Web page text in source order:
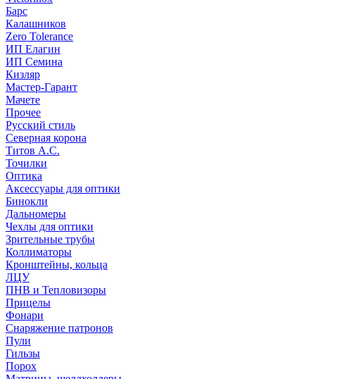
Барс
Калашников
Zero Tolerance
ИП Елагин
ИП Семина
Кизляр
Мастер-Гарант
Мачете
Прочее
Русский стиль
Северная корона
Титов А.С.
Точилки
Оптика
Аксессуары для оптики
Бинокли
Дальномеры
Чехлы для оптики
Зрительные трубы
Коллиматоры
Кронштейны, кольца
ЛЦУ
ПНВ и Тепловизоры
Прицелы
Фонари
Снаряжение патронов
Пули
Гильзы
Порох